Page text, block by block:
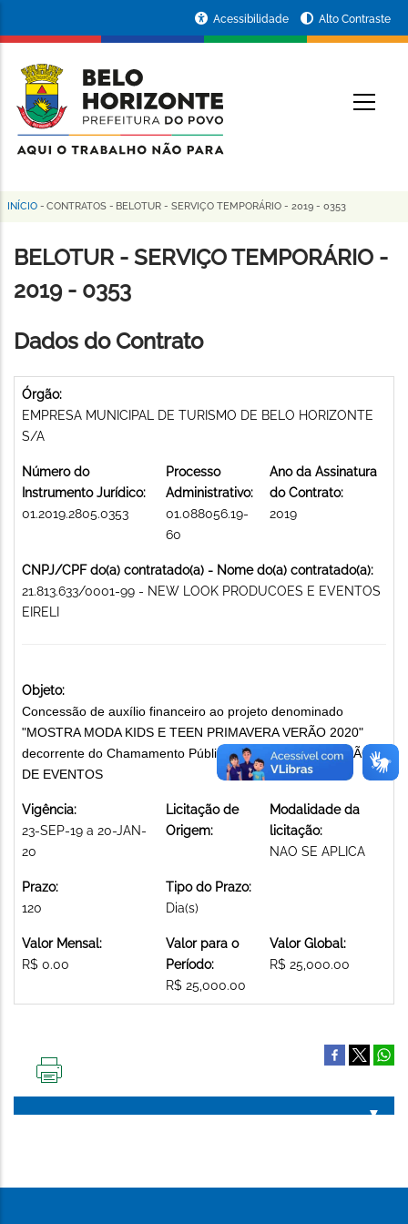
conteúdo
principal
da
Prefeitura
de
Horizonte
Acessibilidade Alto Contraste
Trilha
de
navegação
INÍCIO - CONTRATOS - BELOTUR - SERVIÇO TEMPORÁRIO - 2019 - 0353
BELOTUR - SERVIÇO TEMPORÁRIO -
2019 - 0353
Dados do Contrato
Órgão:
EMPRESA MUNICIPAL DE TURISMO DE BELO HORIZONTE
S/A
Número do
Instrumento Jurídico:
01.2019.2805.0353
Processo
Administrativo:
01.088056.19-
60
Ano da Assinatura
do Contrato:
2019
CNPJ/CPF do(a) contratado(a) - Nome do(a) contratado(a):
21.813.633/0001-99 - NEW LOOK PRODUCOES E EVENTOS
EIRELI
Objeto:
Concessão de auxílio financeiro ao projeto denominado
"MOSTRA MODA KIDS E TEEN PRIMAVERA VERÃO 2020"
decorrente do Chamamento Público 007/2019. PROMOÇÃO
DE EVENTOS
Vigência:
23-SEP-19 a 20-JAN-
20
Licitação de
Origem:
Modalidade da
licitação:
NAO SE APLICA
Prazo:
120
Tipo do Prazo:
Dia(s)
Valor Mensal:
R$ 0.00
Valor para o
Período:
R$ 25,000.00
Valor Global:
R$ 25,000.00
PÁGINA